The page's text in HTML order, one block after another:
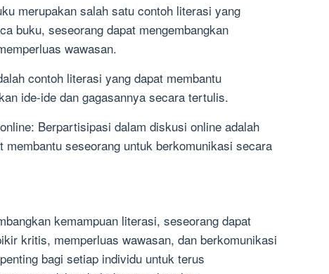
merupakan salah satu contoh literasi yang
buku, seseorang dapat mengembangkan
wawasan.
contoh literasi yang dapat membantu
ide-ide dan gagasannya secara tertulis.
Berpartisipasi dalam diskusi online adalah
seseorang untuk berkomunikasi secara
kemampuan literasi, seseorang dapat
kritis, memperluas wawasan, dan berkomunikasi
bagi setiap individu untuk terus